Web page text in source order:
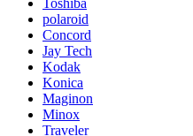
Toshiba
polaroid
Concord
Jay Tech
Kodak
Konica
Maginon
Minox
Traveler